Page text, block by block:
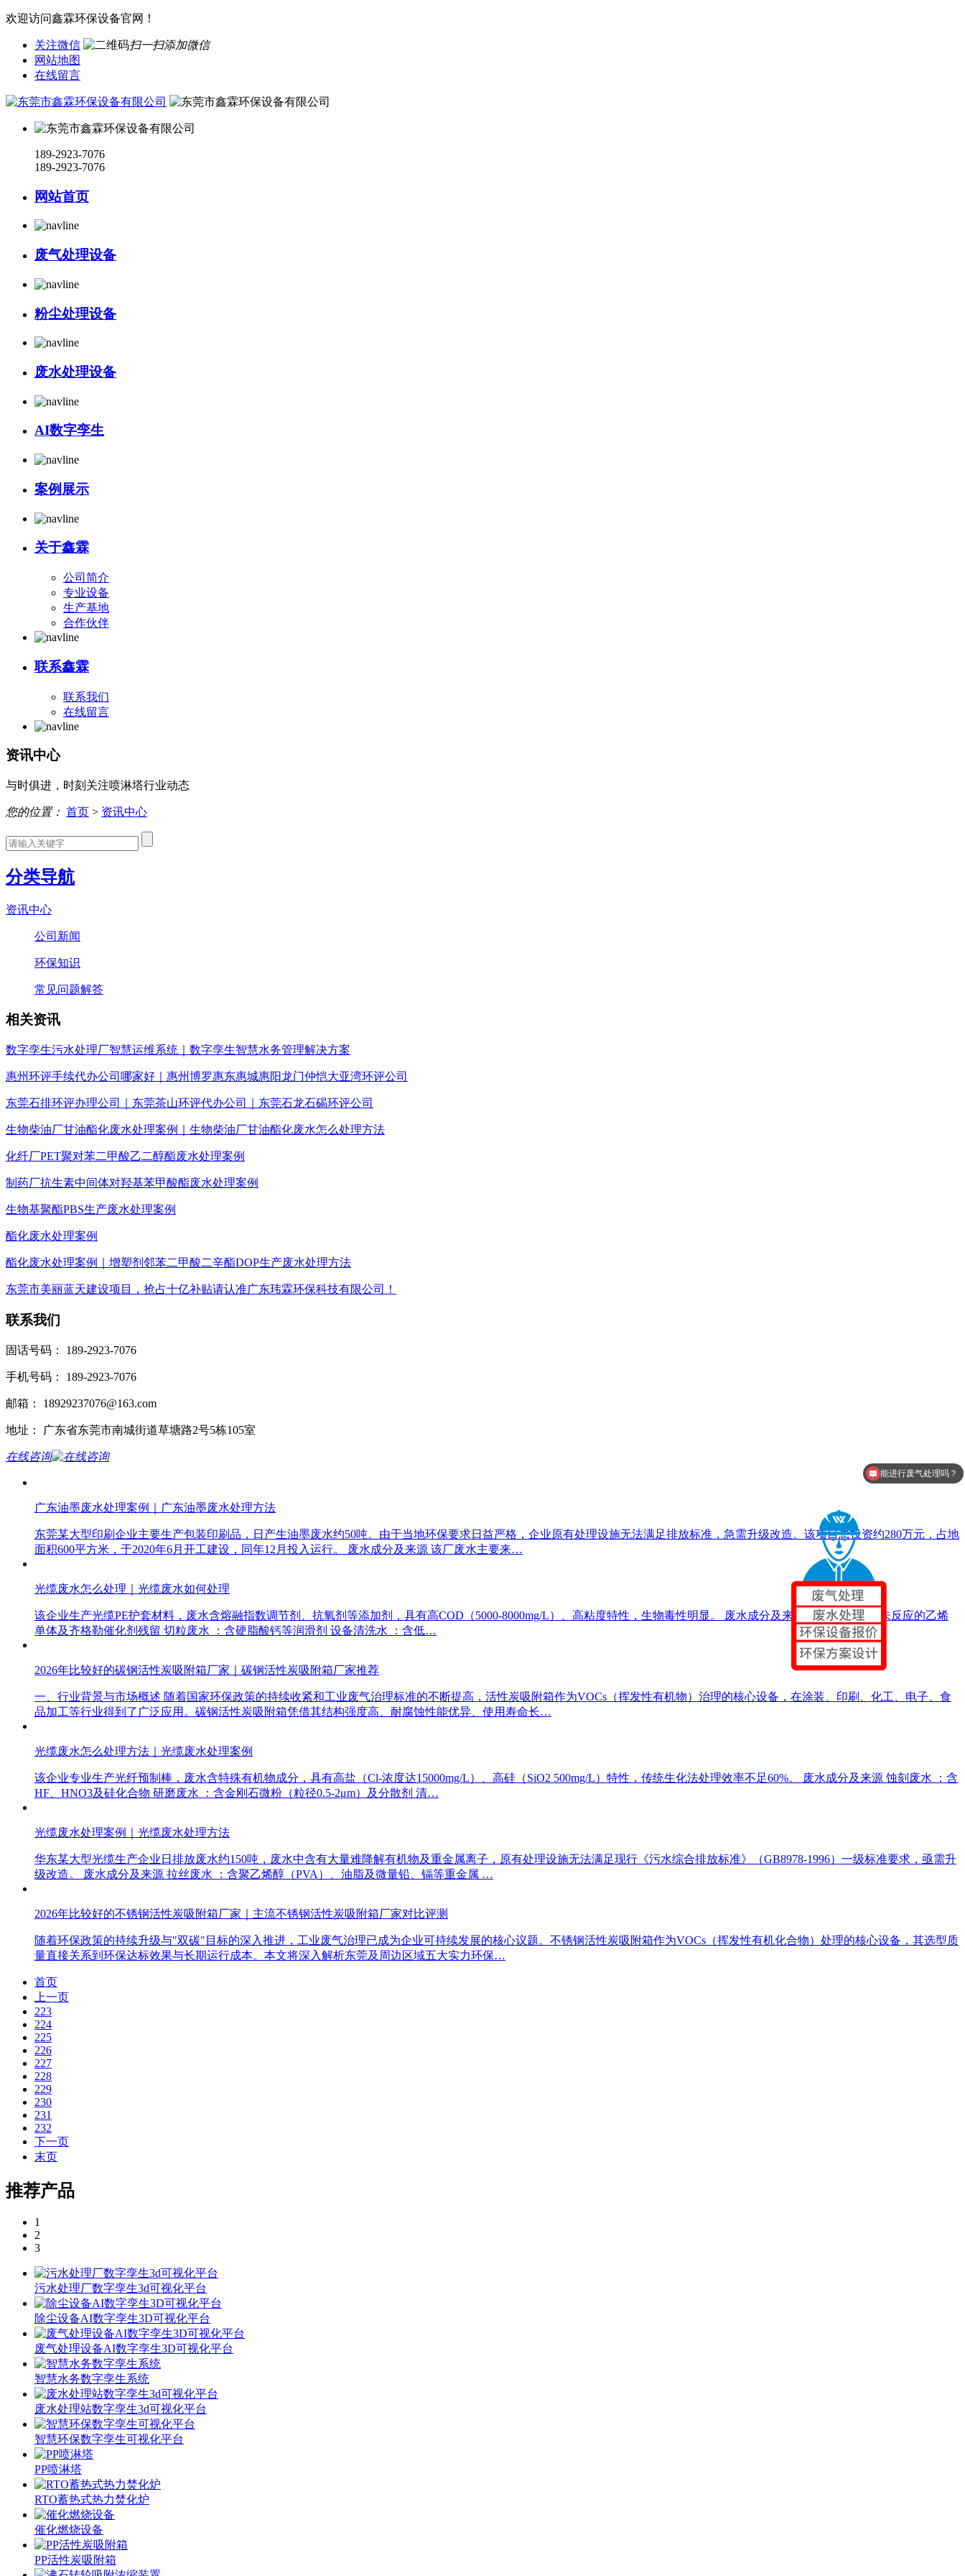
欢迎访问鑫霖环保设备官网！
关注微信
扫一扫添加微信
网站地图
在线留言
189-2923-7076
189-2923-7076
网站首页
废气处理设备
粉尘处理设备
废水处理设备
AI数字孪生
案例展示
关于鑫霖
公司简介
专业设备
生产基地
合作伙伴
联系鑫霖
联系我们
在线留言
资讯中心
与时俱进，时刻关注喷淋塔行业动态
您的位置： 首页 > 资讯中心
分类导航
资讯中心
公司新闻
环保知识
常见问题解答
相关资讯
数字孪生污水处理厂智慧运维系统｜数字孪生智慧水务管理解决方案
惠州环评手续代办公司哪家好｜惠州博罗惠东惠城惠阳龙门仲恺大亚湾环评公司
东莞石排环评办理公司｜东莞茶山环评代办公司｜东莞石龙石碣环评公司
生物柴油厂甘油酯化废水处理案例｜生物柴油厂甘油酯化废水怎么处理方法
化纤厂PET聚对苯二甲酸乙二醇酯废水处理案例
制药厂抗生素中间体对羟基苯甲酸酯废水处理案例
生物基聚酯PBS生产废水处理案例
酯化废水处理案例
酯化废水处理案例｜增塑剂邻苯二甲酸二辛酯DOP生产废水处理方法
东莞市美丽蓝天建设项目，抢占十亿补贴请认准广东玮霖环保科技有限公司！
联系我们
固话号码： 189-2923-7076
手机号码： 189-2923-7076
邮箱： 18929237076@163.com
地址： 广东省东莞市南城街道草塘路2号5栋105室
在线咨询
广东油墨废水处理案例｜广东油墨废水处理方法
东莞某大型印刷企业主要生产包装印刷品，日产生油墨废水约50吨。由于当地环保要求日益严格，企业原有处理设施无法满足排放标准，急需升级改造。该项目总投资约280万元，占地
面积600平方米，于2020年6月开工建设，同年12月投入运行。 废水成分及来源 该厂废水主要来…
光缆废水怎么处理｜光缆废水如何处理
该企业生产光缆PE护套材料，废水含熔融指数调节剂、抗氧剂等添加剂，具有高COD（5000-8000mg/L）、高粘度特性，生物毒性明显。 废水成分及来源 聚合废水 ：含未反应的乙烯
单体及齐格勒催化剂残留 切粒废水 ：含硬脂酸钙等润滑剂 设备清洗水 ：含低…
2026年比较好的碳钢活性炭吸附箱厂家｜碳钢活性炭吸附箱厂家推荐
一、行业背景与市场概述 随着国家环保政策的持续收紧和工业废气治理标准的不断提高，活性炭吸附箱作为VOCs（挥发性有机物）治理的核心设备，在涂装、印刷、化工、电子、食
品加工等行业得到了广泛应用。碳钢活性炭吸附箱凭借其结构强度高、耐腐蚀性能优异、使用寿命长…
光缆废水怎么处理方法｜光缆废水处理案例
该企业专业生产光纤预制棒，废水含特殊有机物成分，具有高盐（Cl-浓度达15000mg/L）、高硅（SiO2 500mg/L）特性，传统生化法处理效率不足60%。 废水成分及来源 蚀刻废水 ：含
HF、HNO3及硅化合物 研磨废水 ：含金刚石微粉（粒径0.5-2μm）及分散剂 清…
光缆废水处理案例｜光缆废水处理方法
华东某大型光缆生产企业日排放废水约150吨，废水中含有大量难降解有机物及重金属离子，原有处理设施无法满足现行《污水综合排放标准》（GB8978-1996）一级标准要求，亟需升
级改造。 废水成分及来源 拉丝废水 ：含聚乙烯醇（PVA）、油脂及微量铅、镉等重金属 …
2026年比较好的不锈钢活性炭吸附箱厂家｜主流不锈钢活性炭吸附箱厂家对比评测
随着环保政策的持续升级与"双碳"目标的深入推进，工业废气治理已成为企业可持续发展的核心议题。不锈钢活性炭吸附箱作为VOCs（挥发性有机化合物）处理的核心设备，其选型质
量直接关系到环保达标效果与长期运行成本。本文将深入解析东莞及周边区域五大实力环保…
首页
上一页
223
224
225
226
227
228
229
230
231
232
下一页
末页
推荐产品
1
2
3
污水处理厂数字孪生3d可视化平台
除尘设备AI数字孪生3D可视化平台
废气处理设备AI数字孪生3D可视化平台
智慧水务数字孪生系统
废水处理站数字孪生3d可视化平台
智慧环保数字孪生可视化平台
PP喷淋塔
RTO蓄热式热力焚化炉
催化燃烧设备
PP活性炭吸附箱
环保设备价格是多少？